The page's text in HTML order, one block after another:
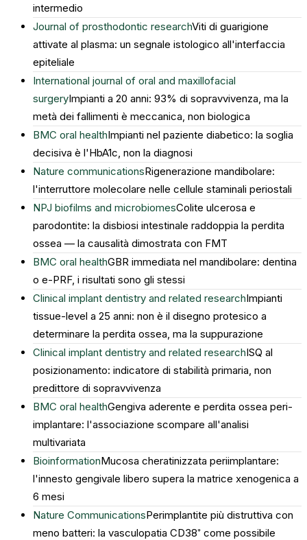
intermedio
Journal of prosthodontic researchViti di guarigione
attivate al plasma: un segnale istologico all'interfaccia
epiteliale
International journal of oral and maxillofacial
surgeryImpianti a 20 anni: 93% di sopravvivenza, ma la
metà dei fallimenti è meccanica, non biologica
BMC oral healthImpianti nel paziente diabetico: la soglia
decisiva è l'HbA1c, non la diagnosi
Nature communicationsRigenerazione mandibolare:
l'interruttore molecolare nelle cellule staminali periostali
NPJ biofilms and microbiomesColite ulcerosa e
parodontite: la disbiosi intestinale raddoppia la perdita
ossea — la causalità dimostrata con FMT
BMC oral healthGBR immediata nel mandibolare: dentina
o e-PRF, i risultati sono gli stessi
Clinical implant dentistry and related researchImpianti
tissue-level a 25 anni: non è il disegno protesico a
determinare la perdita ossea, ma la suppurazione
Clinical implant dentistry and related researchISQ al
posizionamento: indicatore di stabilità primaria, non
predittore di sopravvivenza
BMC oral healthGengiva aderente e perdita ossea peri-
implantare: l'associazione scompare all'analisi
multivariata
BioinformationMucosa cheratinizzata periimplantare:
l'innesto gengivale libero supera la matrice xenogenica a
6 mesi
Nature CommunicationsPerimplantite più distruttiva con
meno batteri: la vasculopatia CD38⁺ come possibile